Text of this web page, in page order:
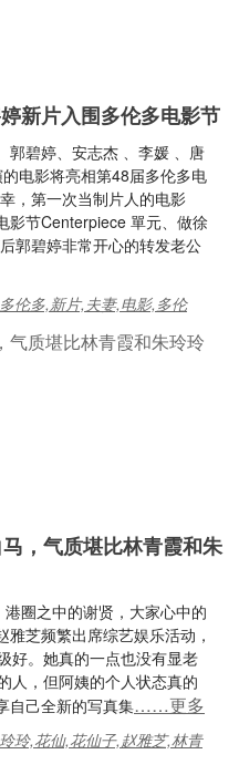
新片入围多伦多电影节
郭碧婷、安志杰 、李媛 、唐
电影将亮相第48届多伦多电
，第一次当制片人的电影
影节Centerpiece 單元、做徐
郭碧婷非常开心的转发老公
伦多,新片,夫妻,电影,多伦
，气质堪比林青霞和朱
圈之中的谢贤，大家心中的
芝频繁出席综艺娱乐活动，
好。她真的一点也没有显老
人，但阿姨的个人状态真的
自己全新的写真集……更多
玲,花仙,花仙子,赵雅芝,林青